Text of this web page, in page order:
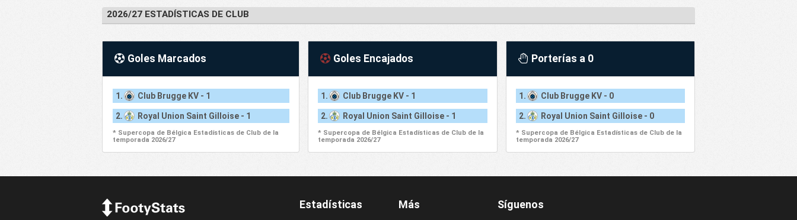
2026/27 ESTADÍSTICAS DE CLUB
Goles Marcados
1. Club Brugge KV - 1
2. Royal Union Saint Gilloise - 1
* Supercopa de Bélgica Estadísticas de Club de la
temporada 2026/27
Goles Encajados
1. Club Brugge KV - 1
2. Royal Union Saint Gilloise - 1
* Supercopa de Bélgica Estadísticas de Club de la
temporada 2026/27
Porterías a 0
1. Club Brugge KV - 0
2. Royal Union Saint Gilloise - 0
* Supercopa de Bélgica Estadísticas de Club de la
temporada 2026/27
Estadísticas Más Síguenos